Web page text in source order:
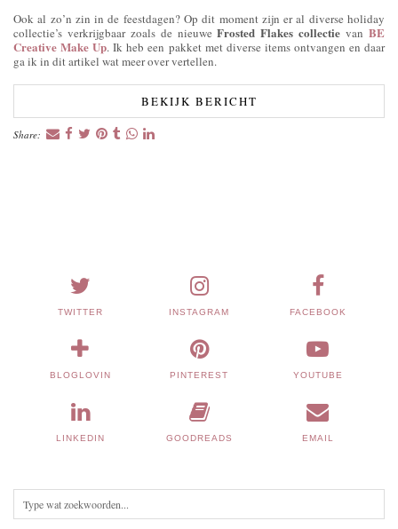
Ook al zo’n zin in de feestdagen? Op dit moment zijn er al diverse holiday
collectie’s verkrijgbaar zoals de nieuweFrosted Flakes collectie vanBE
Creative Make Up. Ik heb een pakket met diverse items ontvangen en daar
ga ik in dit artikel wat meer over vertellen.
BEKIJK BERICHT
Share:
TWITTER INSTAGRAM FACEBOOK
BLOGLOVIN PINTEREST YOUTUBE
LINKEDIN GOODREADS EMAIL